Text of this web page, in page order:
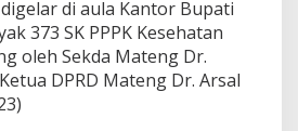
a
h
T
e
r
i
di aula Kantor Bupati
373 SK PPPK Kesehatan
oleh Sekda Mateng Dr.
DPRD Mateng Dr. Arsal